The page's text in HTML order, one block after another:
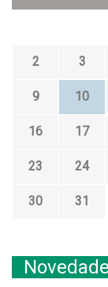
2 3
9 10
16 17
23 24
30
31